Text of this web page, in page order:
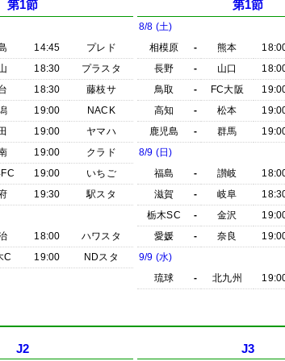
第1節
14:45
プレド
18:30
プラスタ
18:30
藤枝サ
19:00
NACK
19:00
ヤマハ
19:00
クラド
19:00
いちご
19:30
駅スタ
18:00
ハワスタ
C 19:00 NDスタ
第1節
8/8 (土)
相模原
- 熊本
長野
- 山口
鳥取
- FC大阪
高知
- 松本
鹿児島
- 群馬
8/9 (日)
福島
- 讃岐
滋賀
- 岐阜
栃木SC
- 金沢
愛媛
- 奈良
9/9 (水)
琉球
- 北九州
J2 J3